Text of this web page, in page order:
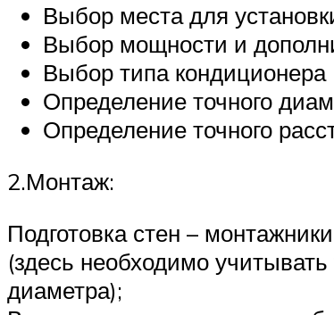
Выбор места для
Выбор мощности и
Выбор типа
Определение точного
Определение точного
2.Монтаж:
Подготовка стен –
(здесь необходимо
диаметра);